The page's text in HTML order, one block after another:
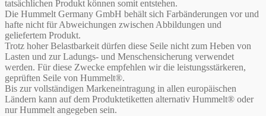
tatsächlichen Produkt können somit entstehen.
Die Hummelt Germany GmbH behält sich Farbänderungen vor und
hafte nicht für Abweichungen zwischen Abbildungen und
geliefertem Produkt.
Trotz hoher Belastbarkeit dürfen diese Seile nicht zum Heben von
Lasten und zur Ladungs- und Menschensicherung verwendet
werden. Für diese Zwecke empfehlen wir die leistungsstärkeren,
geprüften Seile von Hummelt®.
Bis zur vollständigen Markeneintragung in allen europäischen
Ländern kann auf dem Produktetiketten alternativ Hummelt® oder
nur Hummelt angegeben sein.